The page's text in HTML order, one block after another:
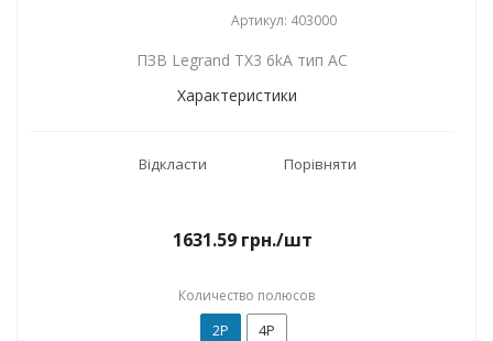
Артикул: 403000
ПЗВ Legrand TX3 6kA тип АC
Характеристики
Відкласти Порівняти
1631.59 грн./шт
Количество полюсов
2P 4P